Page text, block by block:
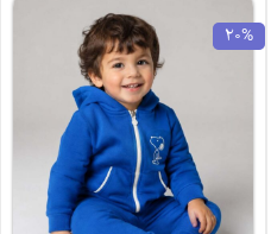
20%